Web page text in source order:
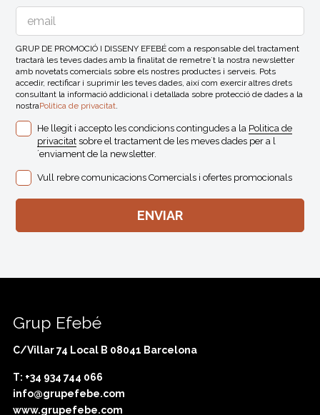
GRUP DE PROMOCIÓ I DISSENY EFEBÉ com a responsable del tractament
tractarà les teves dades amb la finalitat de remetre´t la nostra newsletter
amb novetats comercials sobre els nostres productes i serveis. Pots
accedir, rectificar i suprimir les teves dades, així com exercir altres drets
consultant la informació addicional i detallada sobre protecció de dades a la
nostraPolitica de privacitat.
He llegit i accepto les condicions contingudes a la Politica de
privacitat sobre el tractament de les meves dades per a l
´enviament de la newsletter.
Vull rebre comunicacions Comercials i ofertes promocionals
Grup Efebé
C/Villar 74 Local B 08041 Barcelona
T: +34 934 744 066
info@grupefebe.com
www.grupefebe.com